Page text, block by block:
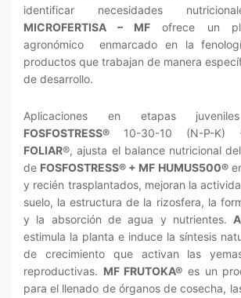
identificar necesidades
MICROFERTISA – MF ofrece un
agronómico enmarcado en la
productos que trabajan de manera
de desarrollo.
Aplicaciones en etapas
FOSFOSTRESS® 10-30-10 (N-P-
FOLIAR®, ajusta el balance nutricional
de FOSFOSTRESS® + MF HUMUS500®
y recién trasplantados, mejoran la
suelo, la estructura de la rizosfera, la
y la absorción de agua y nutrientes.
estimula la planta e induce la síntesis
de crecimiento que activan las
reproductivas. MF FRUTOKA® es un
para el llenado de órganos de cosecha,